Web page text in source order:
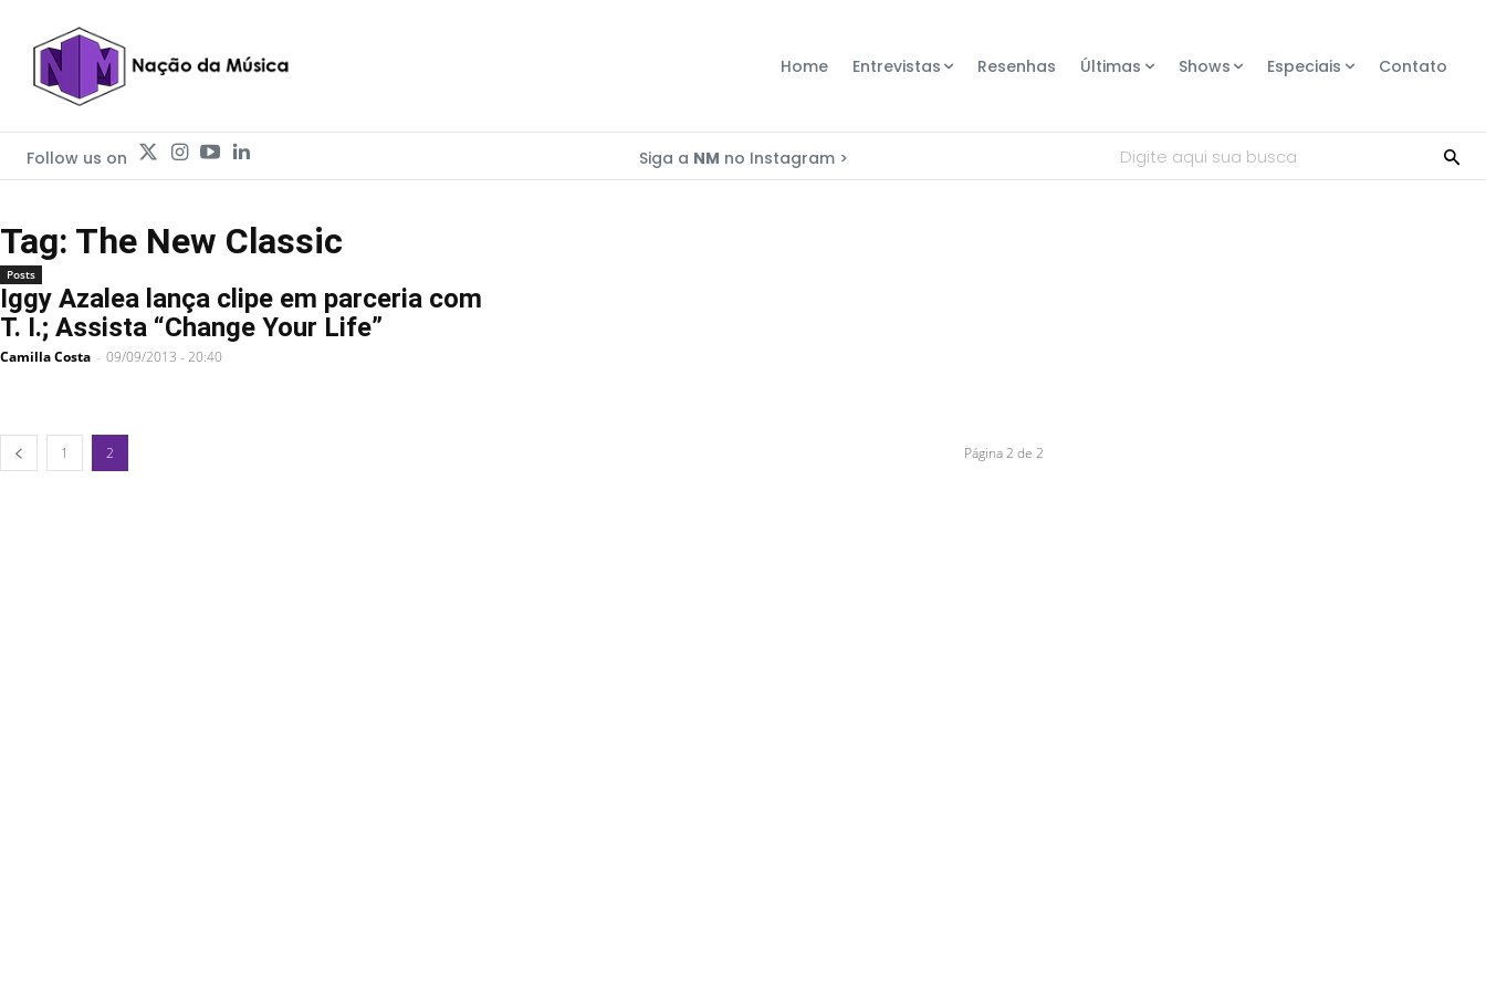
Home Entrevistas Resenhas Últimas Shows Especiais Contato
Follow us on Siga a NM no Instagram > Digite aqui sua busca
Tag: The New Classic
Posts
Iggy Azalea lança clipe em parceria com
T. I.; Assista “Change Your Life”
Camilla Costa - 09/09/2013 - 20:40
1 2 Página 2 de 2